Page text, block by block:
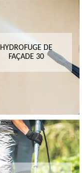
HYDROFUGE DE
FAÇADE 30